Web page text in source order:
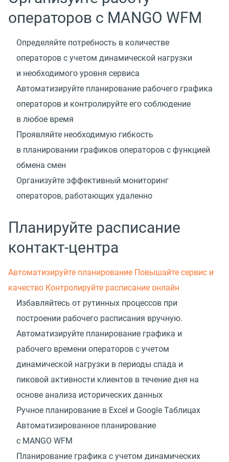
операторов с MANGO WFM
Определяйте потребность в количестве
операторов с учетом динамической нагрузки
и необходимого уровня сервиса
Автоматизируйте планирование рабочего графика
операторов и контролируйте его соблюдение
в любое время
Проявляйте необходимую гибкость
в планировании графиков операторов с функцией
обмена смен
Организуйте эффективный мониторинг
операторов, работающих удаленно
Планируйте расписание
контакт-центра
Автоматизируйте планирование Повышайте сервис и
качество Контролируйте расписание онлайн
Избавляйтесь от рутинных процессов при
построении рабочего расписания вручную.
Автоматизируйте планирование графика и
рабочего времени операторов с учетом
динамической нагрузки в периоды спада и
пиковой активности клиентов в течение дня на
основе анализа исторических данных
Ручное планирование в Excel и Google Таблицах
Автоматизированное планирование
с MANGO WFM
Планирование графика с учетом динамических